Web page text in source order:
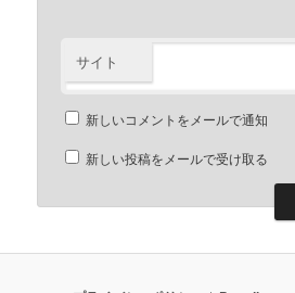
サイト
新しいコメントをメールで通知
新しい投稿をメールで受け取る